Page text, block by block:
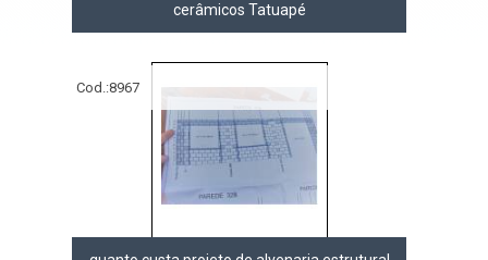
cerâmicos Tatuapé
Cod.:8967